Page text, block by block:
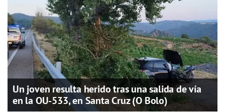
Un joven resulta herido tras una salida de vía
en la OU-533, en Santa Cruz (O Bolo)